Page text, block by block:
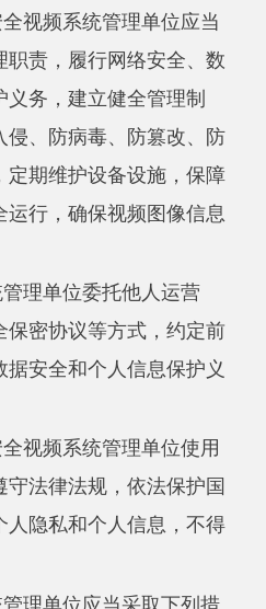
访问控制等技术措
记制度，如实记录查
由、内容及调用人员
泄露视频图像信息的
系统收集的视频图
日；30日后，对已经实
，应当予以删除。法
频系统提供网络传
应当加强对视频图像
法律、行政法规的规
，采取技术措施和其
、稳定运行，维护数